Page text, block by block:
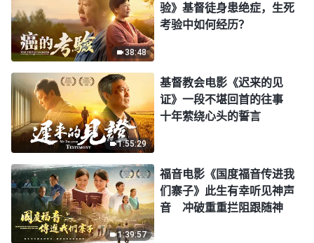
38:48
验》基督徒身患绝症，生死
考验中如何经历？
1:55:29
基督教会电影《迟来的见
证》一段不堪回首的往事
十年萦绕心头的誓言
1:39:57
福音电影《国度福音传进我
们寨子》此生有幸听见神声
音 冲破重重拦阻跟随神